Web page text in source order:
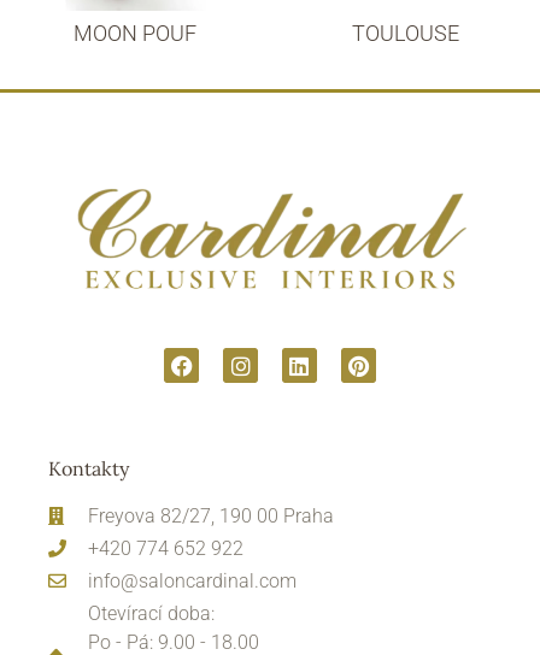
MOON POUF TOULOUSE
Kontakty
Freyova 82/27, 190 00 Praha
+420 774 652 922
info@saloncardinal.com
Otevírací doba:
Po - Pá: 9.00 - 18.00